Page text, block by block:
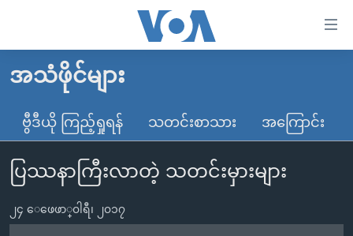
လွယ်ကူ
သည့်
Link
များ
ပင်မ
မူလစာမျက်နှာ
မြန်မာ
ကမ္ဘာ့သတင်းများ
နိုင်ငံတကာ
တရုတ်
ဗွီဒီယို
ရပ်ဝန်းတခု လမ်းတခု အလွန်
အသံဖိုင်များ
ဗွီဒီယို ကြည့်ရှုရန် သတင်းစာသား အကြောင်း
ပြဿနာကြီးလာတဲ့ သတင်းမှားများ
၂၄ ေဖေဖာ္၀ါရီ၊ ၂၀၁၇